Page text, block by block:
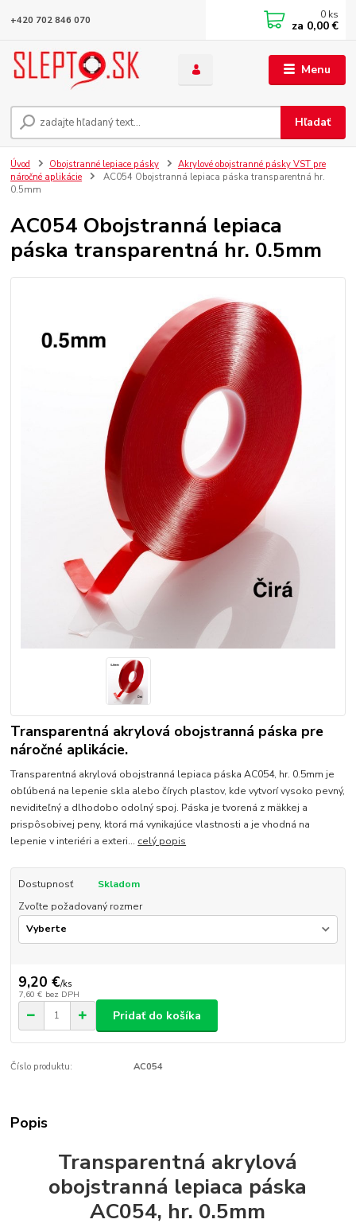
Menu
Hľadať
+420 702 846 070 0 ks
za 0,00 €
Úvod Obojstranné lepiace pásky
Akrylové obojstranné pásky VST pre
náročné aplikácie
AC054 Obojstranná lepiaca páska transparentná hr.
0.5mm
AC054 Obojstranná lepiaca
páska transparentná hr. 0.5mm
Transparentná akrylová obojstranná páska pre
náročné aplikácie.
Transparentná akrylová obojstranná lepiaca páska AC054, hr. 0.5mm je
obľúbená na lepenie skla alebo čírych plastov, kde vytvorí vysoko pevný,
neviditeľný a dlhodobo odolný spoj. Páska je tvorená z mäkkej a
prispôsobivej peny, ktorá má vynikajúce vlastnosti a je vhodná na
lepenie v interiéri a exteri... celý popis
Dostupnosť
Skladom
Zvoľte požadovaný rozmer
9,20 €/ks
7,60 € bez DPH
Pridať do košíka
Číslo produktu: AC054
Popis
Transparentná akrylová
obojstranná lepiaca páska
AC054, hr. 0.5mm